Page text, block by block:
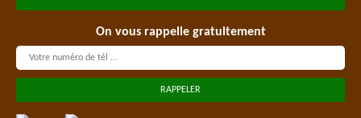
On vous rappelle gratuitement